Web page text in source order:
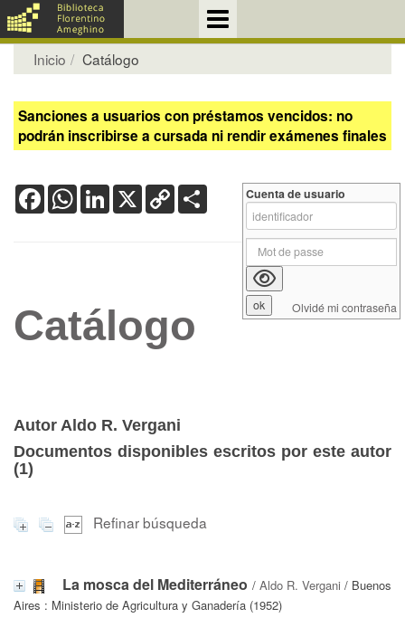
Inicio Catálogo
Sanciones a usuarios con préstamos vencidos: no
podrán inscribirse a cursada ni rendir exámenes finales
FacebookWhatsApp
LinkedIn
X Copy
Link
Catálogo
Autor Aldo R. Vergani
Documentos disponibles escritos por este autor
(1)
Refinar búsqueda
La mosca del Mediterráneo / Aldo R. Vergani / Buenos
Aires : Ministerio de Agricultura y Ganadería (1952)
Cuenta de usuario
Olvidé mi contraseña